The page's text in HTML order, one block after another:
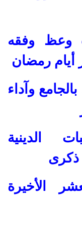
وعظ وفقه
أيام رمضان
بالجامع وآداء
الدينية
ذكرى
الأخيرة